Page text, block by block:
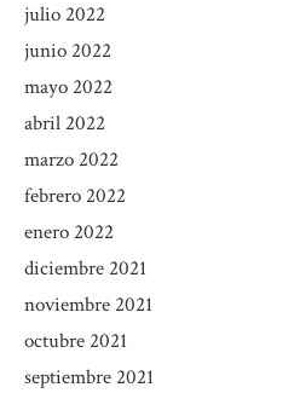
julio 2022
junio 2022
mayo 2022
abril 2022
marzo 2022
febrero 2022
enero 2022
diciembre 2021
noviembre 2021
octubre 2021
septiembre 2021